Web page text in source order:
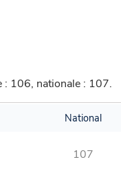
: 106, nationale : 107.
National
107